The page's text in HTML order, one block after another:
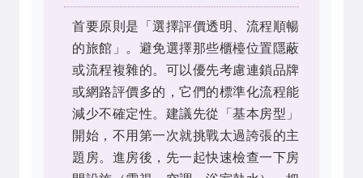
首要原則是「選擇評價透明、流程順暢
的旅館」。避免選擇那些櫃檯位置隱蔽
或流程複雜的。可以優先考慮連鎖品牌
或網路評價多的，它們的標準化流程能
減少不確定性。建議先從「基本房型」
開始，不用第一次就挑戰太過誇張的主
題房。進房後，先一起快速檢查一下房